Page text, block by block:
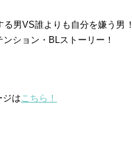
る男VS誰よりも自分を嫌う男
ション・BLストーリー！
ジは こちら！